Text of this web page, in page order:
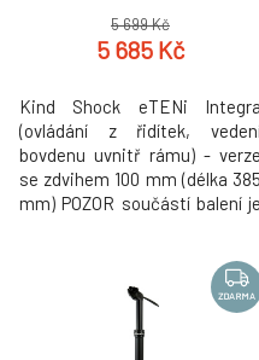
5 699 Kč
5 685 Kč
Kind Shock eTENi Integra
(ovládání z řidítek,
bovdenu uvnitř rámu) - verze
se zdvihem 100 mm (délka 385
mm) POZOR součástí balení je
bez páčky). - základní model
výborným
výkon/váha. Teleskopická
ZDARMA